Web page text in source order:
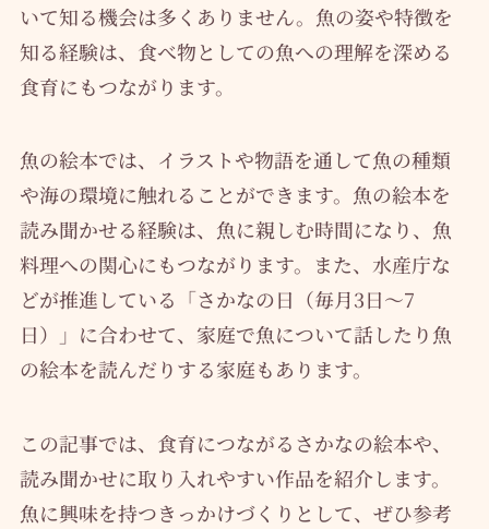
いて知る機会は多くありません。魚の姿や特徴を
知る経験は、食べ物としての魚への理解を深める
食育にもつながります。
魚の絵本では、イラストや物語を通して魚の種類
や海の環境に触れることができます。魚の絵本を
読み聞かせる経験は、魚に親しむ時間になり、魚
料理への関心にもつながります。また、水産庁な
どが推進している「さかなの日（毎月3日～7
日）」に合わせて、家庭で魚について話したり魚
の絵本を読んだりする家庭もあります。
この記事では、食育につながるさかなの絵本や、
読み聞かせに取り入れやすい作品を紹介します。
魚に興味を持つきっかけづくりとして、ぜひ参考